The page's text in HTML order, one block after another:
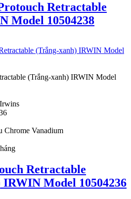
Retractable
Model 10504238
(Trắng-xanh) IRWIN Model
Chrome Vanadium
Retractable
Model 10504236